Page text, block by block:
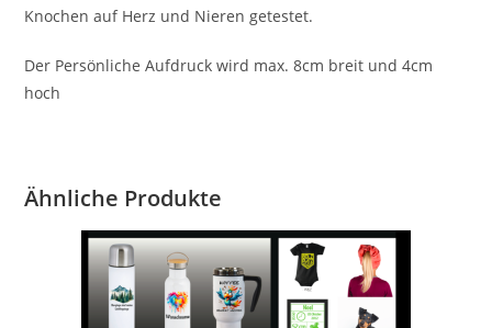
Knochen auf Herz und Nieren getestet.
Der Persönliche Aufdruck wird max. 8cm breit und 4cm
hoch
Ähnliche Produkte